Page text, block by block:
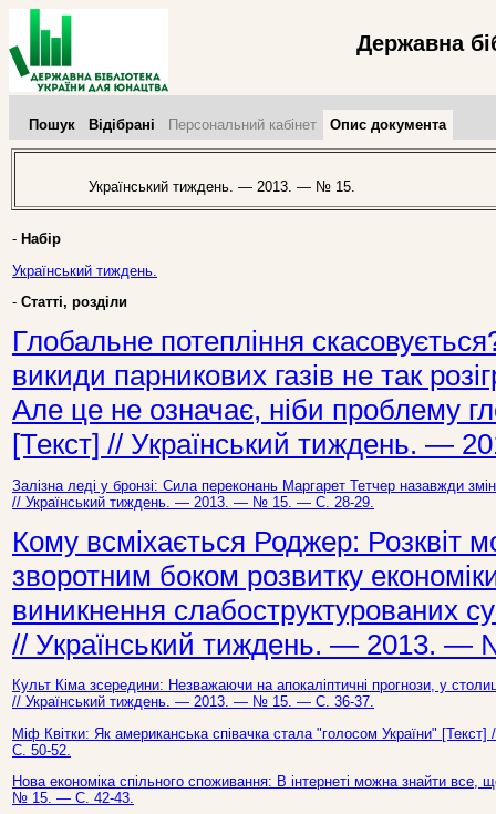
Державна
Пошук Відібрані Персональний кабінет Опис документа
Український тиждень. — 2013. — № 15.
- Набір
Український тиждень.
- Статті, розділи
Глобальне потепління
викиди парникових газів не так
Але це не означає, ніби проблему
[Текст] // Український тиждень.
Залізна леді у бронзі: Сила переконань Маргарет Тетчер назавжди
// Український тиждень. — 2013. — № 15. — С. 28-29.
Кому всміхається Роджер: Розквіт
зворотним боком розвитку
виникнення слабоструктурованих
// Український тиждень. — 2013.
Культ Кіма зсередини: Незважаючи на апокаліптичні прогнози, у
// Український тиждень. — 2013. — № 15. — С. 36-37.
Міф Квітки: Як американська співачка стала "голосом України"
С. 50-52.
Нова економіка спільного споживання: В інтернеті можна знайти
№ 15. — С. 42-43.